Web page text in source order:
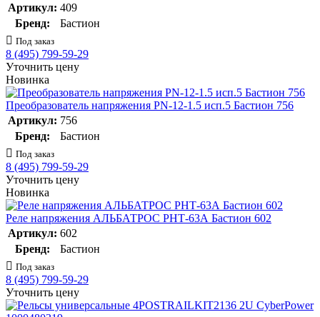
Артикул: 409
Бренд:
Бастион
Под заказ
8 (495) 799-59-29
Уточнить цену
Новинка
Преобразователь напряжения PN-12-1.5 исп.5 Бастион 756
Артикул: 756
Бренд:
Бастион
Под заказ
8 (495) 799-59-29
Уточнить цену
Новинка
Реле напряжения АЛЬБАТРОС РНТ-63А Бастион 602
Артикул: 602
Бренд:
Бастион
Под заказ
8 (495) 799-59-29
Уточнить цену